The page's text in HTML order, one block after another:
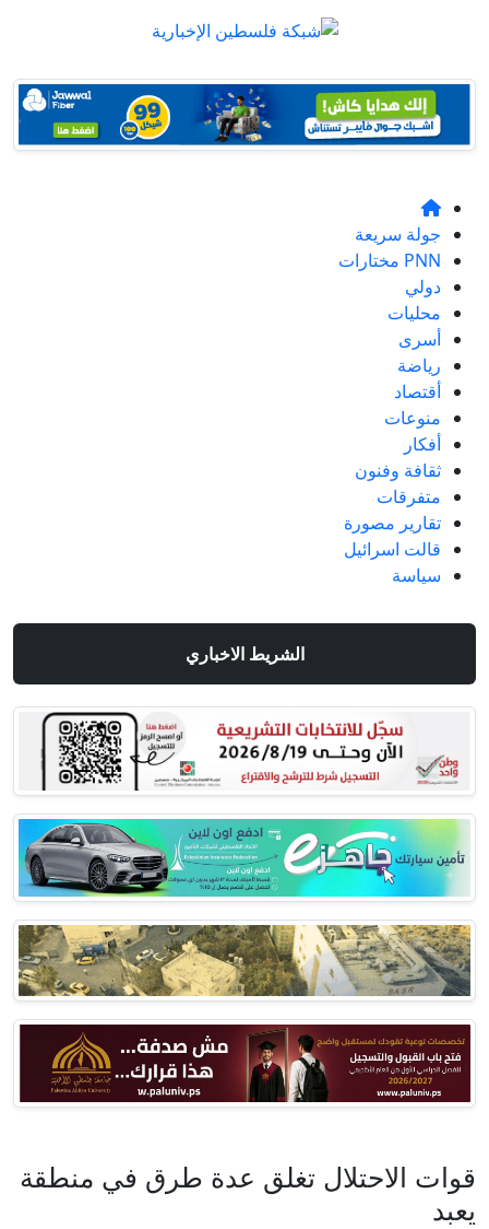
جولة سريعة
PNN مختارات
دولي
محليات
أسرى
رياضة
أقتصاد
منوعات
أفكار
ثقافة وفنون
متفرقات
تقارير مصورة
قالت اسرائيل
سياسة
الشريط الاخباري
قوات الاحتلال تغلق عدة طرق في منطقة
يعبد